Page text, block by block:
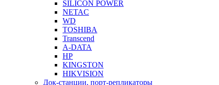
SILICON POWER
NETAC
WD
TOSHIBA
Transcend
A-DATA
HP
KINGSTON
HIKVISION
Док-станции, порт-репликаторы